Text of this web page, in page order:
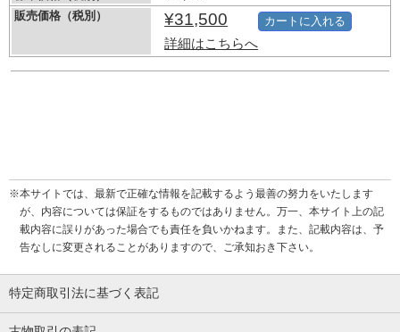
販売価格（税別）
¥31,500
詳細はこちらへ
カートに入れる
※本サイトでは、最新で正確な情報を記載するよう最善の努力をいたします
が、内容については保証をするものではありません。万一、本サイト上の記
載内容に誤りがあった場合でも責任を負いかねます。また、記載内容は、予
告なしに変更されることがありますので、ご承知おき下さい。
特定商取引法に基づく表記